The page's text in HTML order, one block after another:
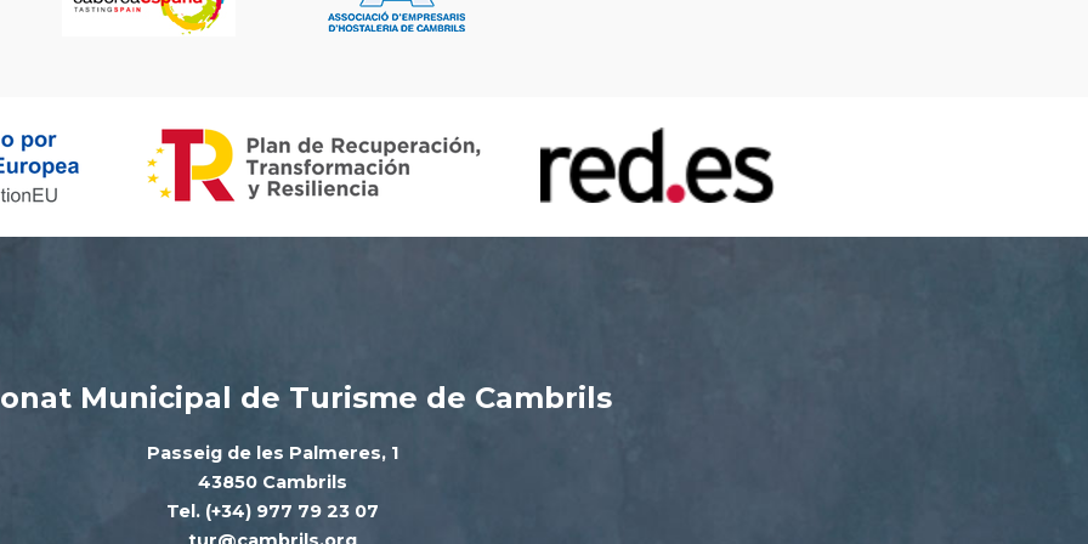
Municipal de Turisme de Cambrils
Passeig de les Palmeres, 1
43850 Cambrils
Tel. (+34) 977 79 23 07